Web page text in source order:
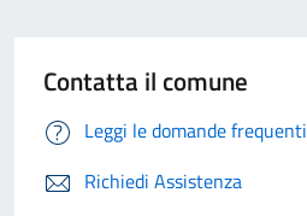
Contatta il comune
Leggi le domande frequenti
Richiedi Assistenza